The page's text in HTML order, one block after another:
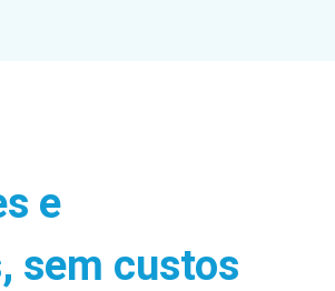
e
sem custos